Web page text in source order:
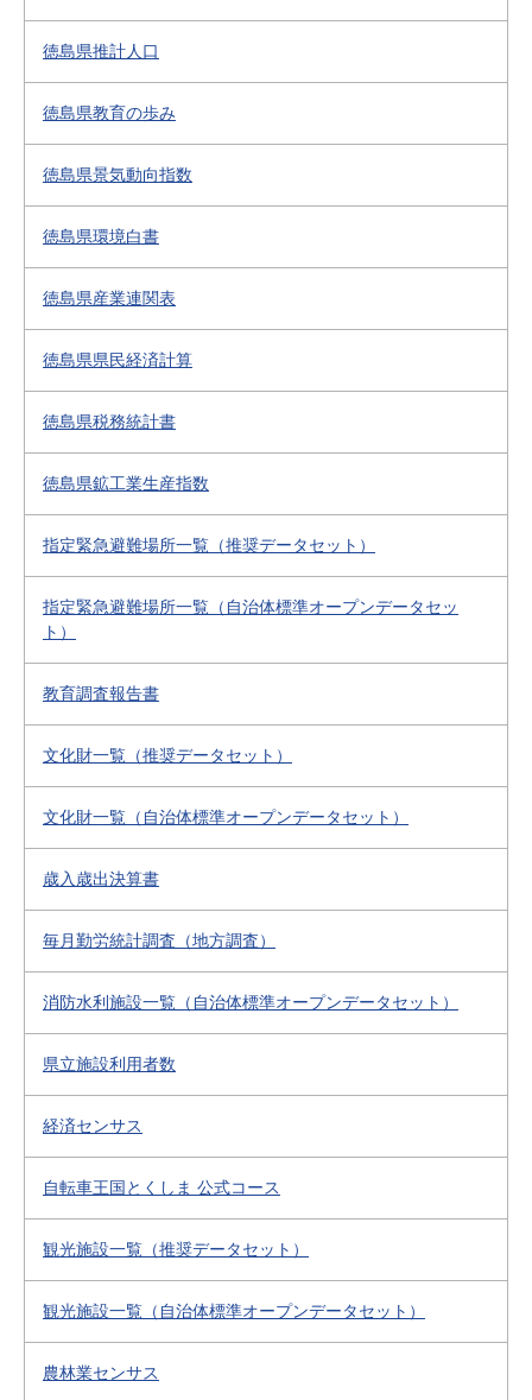
徳島県推計人口
徳島県教育の歩み
徳島県景気動向指数
徳島県環境白書
徳島県産業連関表
徳島県県民経済計算
徳島県税務統計書
徳島県鉱工業生産指数
指定緊急避難場所一覧（推奨データセット）
指定緊急避難場所一覧（自治体標準オープンデータセッ
ト）
教育調査報告書
文化財一覧（推奨データセット）
文化財一覧（自治体標準オープンデータセット）
歳入歳出決算書
毎月勤労統計調査（地方調査）
消防水利施設一覧（自治体標準オープンデータセット）
県立施設利用者数
経済センサス
自転車王国とくしま 公式コース
観光施設一覧（推奨データセット）
観光施設一覧（自治体標準オープンデータセット）
農林業センサス